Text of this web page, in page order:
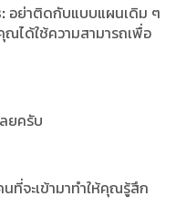
อย่าติดกับแบบแผนเดิม ๆ
ณได้ใช้ความสามารถเพื่อ
ยครับ
ที่จะเข้ามาทำให้คุณรู้สึก